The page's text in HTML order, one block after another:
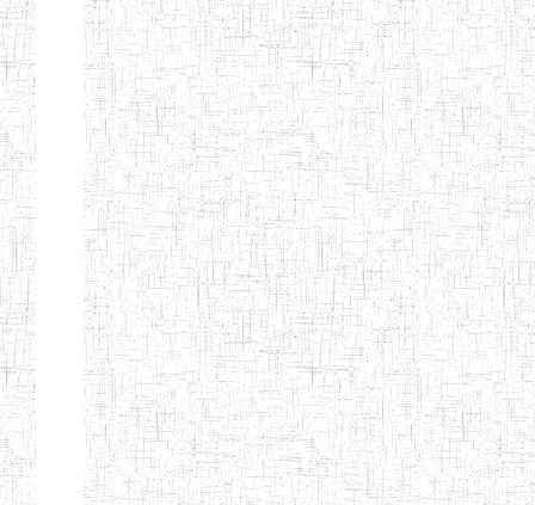
Denomination Création Type
ENIEG LES
MOINILLONS
25/09/1995 ENIEG Privé
ENPIEG
BILINGUE
MAGAWATI
10/10/2013 ENIEG Privé
ENIEG
BILINGUE
MATSIAZE
10/07/2000 ENIEG Privé